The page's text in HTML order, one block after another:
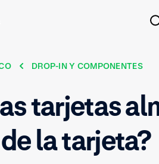
DROP-IN Y COMPONENTES
tarjetas
la tarjeta?